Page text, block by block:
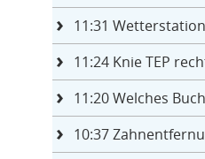
11:31 Wetterstation
11:24Knie TEP
11:20Welches
10:37